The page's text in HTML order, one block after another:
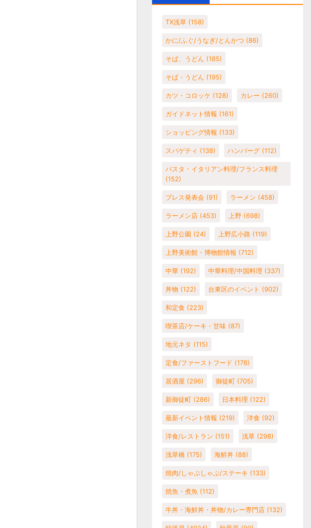
TX浅草 (158)
かに/ふぐ/うなぎ/とんかつ (86)
そば、うどん (185)
そば・うどん (195)
カツ・コロッケ (128) カレー (260)
ガイドネット情報 (161)
ショッピング情報 (133)
スパゲティ (138) ハンバーグ (112)
パスタ・イタリアン料理/フランス料理
(152)
プレス発表会 (91) ラーメン (458)
ラーメン店 (453) 上野 (698)
上野公園 (24) 上野広小路 (119)
上野美術館・博物館情報 (712)
中華 (192) 中華料理/中国料理 (337)
丼物 (122) 台東区のイベント (902)
和定食 (223)
喫茶店/ケーキ・甘味 (87)
地元ネタ (115)
定食/ファーストフード (178)
居酒屋 (296) 御徒町 (705)
新御徒町 (286) 日本料理 (122)
最新イベント情報 (219) 洋食 (92)
洋食/レストラン (151) 浅草 (298)
浅草橋 (175) 海鮮丼 (88)
焼肉/しゃぶしゃぶ/ステーキ (133)
焼魚・煮魚 (112)
牛丼・海鮮丼・丼物/カレー専門店 (132)